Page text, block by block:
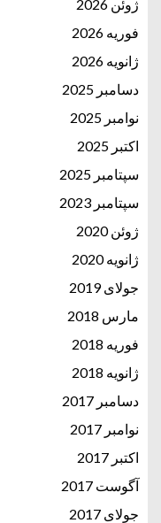
ژوئن 2026
فوریه 2026
ژانویه 2026
دسامبر 2025
نوامبر 2025
اکتبر 2025
سپتامبر 2025
سپتامبر 2023
ژوئن 2020
ژانویه 2020
جولای 2019
مارس 2018
فوریه 2018
ژانویه 2018
دسامبر 2017
نوامبر 2017
اکتبر 2017
آگوست 2017
جولای 2017